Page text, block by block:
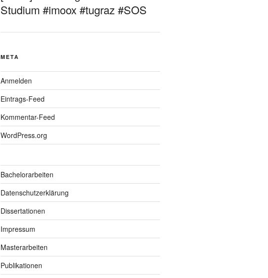
Studium #imoox #tugraz #SOS
META
Anmelden
Eintrags-Feed
Kommentar-Feed
WordPress.org
Bachelorarbeiten
Datenschutzerklärung
Dissertationen
Impressum
Masterarbeiten
Publikationen